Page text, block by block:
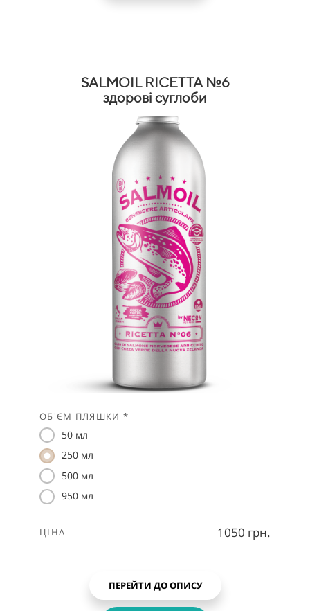
SALMOIL RICETTA №6
здорові суглоби
ОБ'ЄМ ПЛЯШКИ *
50 мл
250 мл
500 мл
950 мл
ЦІНА 1050 грн.
ПЕРЕЙТИ ДО ОПИСУ